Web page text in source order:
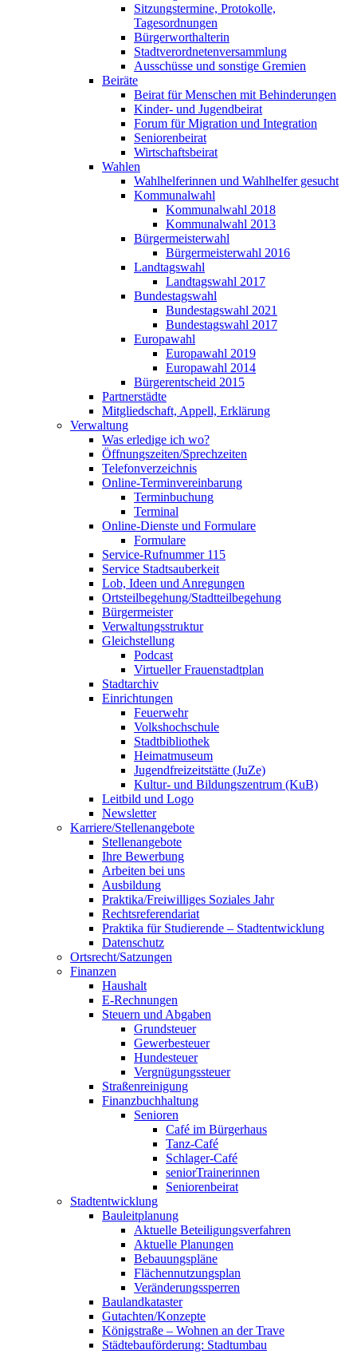
Sitzungstermine, Protokolle,
Tagesordnungen
Bürgerworthalterin
Stadtverordnetenversammlung
Ausschüsse und sonstige Gremien
Beiräte
Beirat für Menschen mit Behinderungen
Kinder- und Jugendbeirat
Forum für Migration und Integration
Seniorenbeirat
Wirtschaftsbeirat
Wahlen
Wahlhelferinnen und Wahlhelfer gesucht
Kommunalwahl
Kommunalwahl 2018
Kommunalwahl 2013
Bürgermeisterwahl
Bürgermeisterwahl 2016
Landtagswahl
Landtagswahl 2017
Bundestagswahl
Bundestagswahl 2021
Bundestagswahl 2017
Europawahl
Europawahl 2019
Europawahl 2014
Bürgerentscheid 2015
Partnerstädte
Mitgliedschaft, Appell, Erklärung
Verwaltung
Was erledige ich wo?
Öffnungszeiten/Sprechzeiten
Telefonverzeichnis
Online-Terminvereinbarung
Terminbuchung
Terminal
Online-Dienste und Formulare
Formulare
Service-Rufnummer 115
Service Stadtsauberkeit
Lob, Ideen und Anregungen
Ortsteilbegehung/Stadtteilbegehung
Bürgermeister
Verwaltungsstruktur
Gleichstellung
Podcast
Virtueller Frauenstadtplan
Stadtarchiv
Einrichtungen
Feuerwehr
Volkshochschule
Stadtbibliothek
Heimatmuseum
Jugendfreizeitstätte (JuZe)
Kultur- und Bildungszentrum (KuB)
Leitbild und Logo
Newsletter
Karriere/Stellenangebote
Stellenangebote
Ihre Bewerbung
Arbeiten bei uns
Ausbildung
Praktika/Freiwilliges Soziales Jahr
Rechtsreferendariat
Praktika für Studierende – Stadtentwicklung
Datenschutz
Ortsrecht/Satzungen
Finanzen
Haushalt
E-Rechnungen
Steuern und Abgaben
Grundsteuer
Gewerbesteuer
Hundesteuer
Vergnügungssteuer
Straßenreinigung
Finanzbuchhaltung
Senioren
Café im Bürgerhaus
Tanz-Café
Schlager-Café
seniorTrainerinnen
Seniorenbeirat
Stadtentwicklung
Bauleitplanung
Aktuelle Beteiligungsverfahren
Aktuelle Planungen
Bebauungspläne
Flächennutzungsplan
Veränderungssperren
Baulandkataster
Gutachten/Konzepte
Königstraße – Wohnen an der Trave
Städtebauförderung: Stadtumbau